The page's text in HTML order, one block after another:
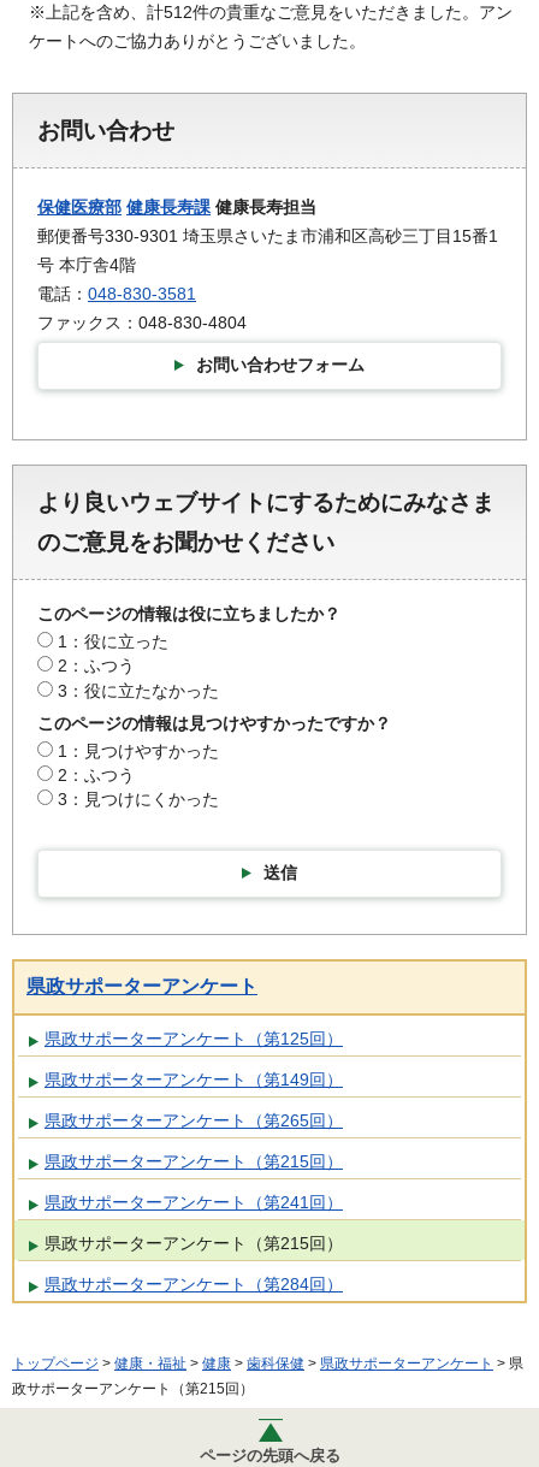
※上記を含め、計512件の貴重なご意見をいただきました。アン
ケートへのご協力ありがとうございました。
お問い合わせ
保健医療部 健康長寿課 健康長寿担当
郵便番号330-9301 埼玉県さいたま市浦和区高砂三丁目15番1
号 本庁舎4階
電話： 048-830-3581
ファックス：048-830-4804
お問い合わせフォーム
より良いウェブサイトにするためにみなさま
のご意見をお聞かせください
このページの情報は役に立ちましたか？
1：役に立った
2：ふつう
3：役に立たなかった
このページの情報は見つけやすかったですか？
1：見つけやすかった
2：ふつう
3：見つけにくかった
送信
県政サポーターアンケート
県政サポーターアンケート（第125回）
県政サポーターアンケート（第149回）
県政サポーターアンケート（第265回）
県政サポーターアンケート（第215回）
県政サポーターアンケート（第241回）
県政サポーターアンケート（第215回）
県政サポーターアンケート（第284回）
トップページ > 健康・福祉 > 健康 > 歯科保健 > 県政サポーターアンケート > 県
政サポーターアンケート（第215回）
ページの先頭へ戻る